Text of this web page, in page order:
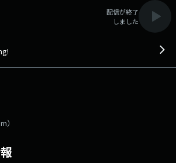
Music 】 パソナリティーが選ぶミュージック
FM福井ニュース 】 福井県内のニュース
】 アーティストからのメッセージを週替り
x.com/updateevening2 Xハッシュタグは
配信が終了
しました
）